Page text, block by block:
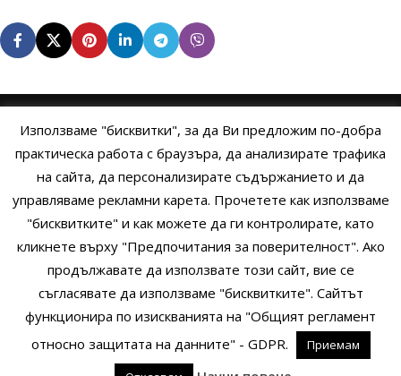
ОБЩИ УСЛОВИЯ УСЛОВИЯ И ПРАВИЛА
ПОЛИТИКА НА БИСКВИТКИТЕПОЛИТИКА ЗА ПОВЕРИТЕЛНОСТ
Copyright © 2014 - 2024 Zigifly.com — Developed by We Work With
You
Използваме "бисквитки", за да Ви предложим по-добра
практическа работа с браузъра, да анализирате трафика
на сайта, да персонализирате съдържанието и да
управляваме рекламни карета. Прочетете как използваме
"бисквитките" и как можете да ги контролирате, като
кликнете върху "Предпочитания за поверителност". Ако
продължавате да използвате този сайт, вие се
съгласявате да използваме "бисквитките". Сайтът
функционира по изискванията на "Общият регламент
относно защитата на данните" - GDPR.
Приемам